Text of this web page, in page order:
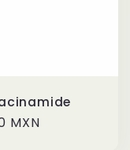
MXN